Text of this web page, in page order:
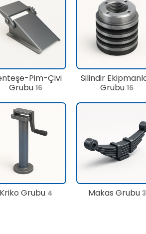
Pim-Çivi
Grubu16
Silindir
Grubu16
Kriko Grubu 4 Makas Grubu 3